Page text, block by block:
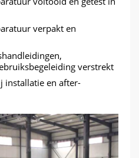
verpakt en
verstrekt
installatie en after-